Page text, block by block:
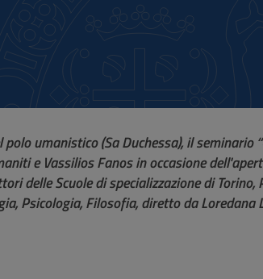
umanistico (Sa Duchessa), il
e Vassilios Fanos in occasione
delle Scuole di specializzazione di
Psicologia, Filosofia, diretto da Loredana